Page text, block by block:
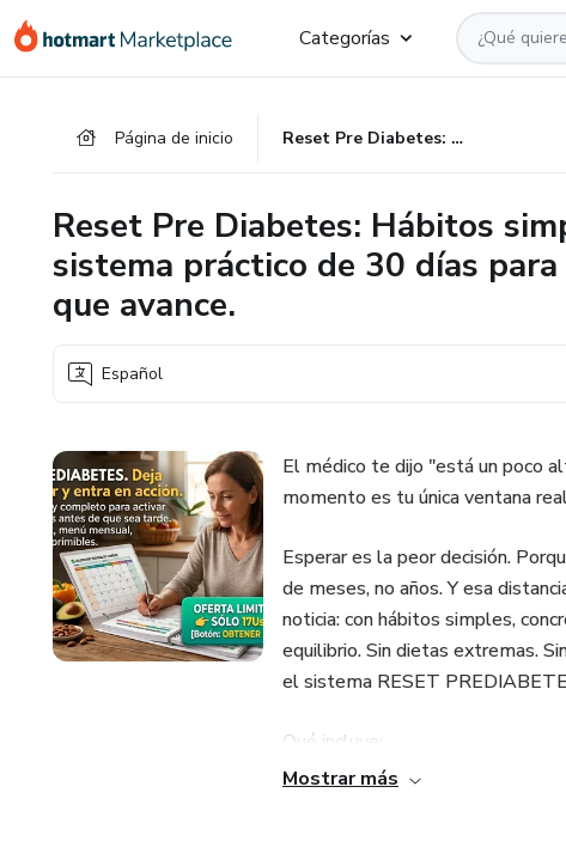
Categorías
Página de inicio Reset Pre Diabetes: Hábitos simples antes que sea tarde. El sistema práctico de 30 días para recuperar control antes de que avance.
Reset Pre Diabetes: Hábitos
sistema práctico de 30 días
que avance.
Español
El médico te dijo "está un poco
momento es tu única ventana
Esperar es la peor decisión.
de meses, no años. Y esa
noticia: con hábitos simples,
equilibrio. Sin dietas extremas.
el sistema RESET
Qué incluye:
Mostrar más